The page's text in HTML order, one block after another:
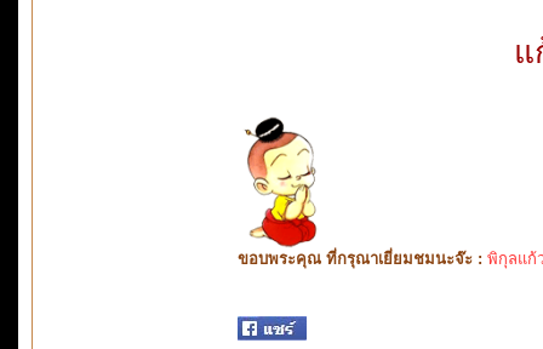
ขอบพระคุณ ที่กรุณาเยี่ยมชมนะจ๊ะ : พิกุลแก้